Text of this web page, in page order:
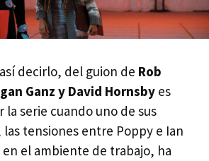
decirlo, del guion de Rob
Ganz y David Hornsby es
la serie cuando uno de sus
tensiones entre Poppy e Ian
el ambiente de trabajo, ha